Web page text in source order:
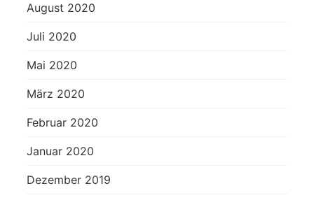
August 2020
Juli 2020
Mai 2020
März 2020
Februar 2020
Januar 2020
Dezember 2019